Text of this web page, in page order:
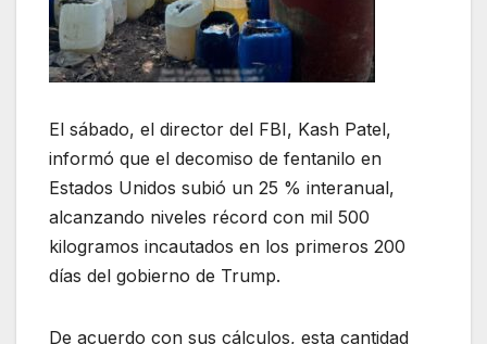
El sábado, el director del FBI, Kash Patel,
informó que el decomiso de fentanilo en
Estados Unidos subió un 25 % interanual,
alcanzando niveles récord con mil 500
kilogramos incautados en los primeros 200
días del gobierno de Trump.
De acuerdo con sus cálculos, esta cantidad